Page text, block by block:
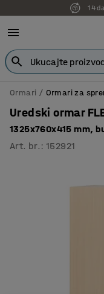
14
Ormari Ormari za
Uredski ormar
1325x760x415 mm,
Art. br. :152921